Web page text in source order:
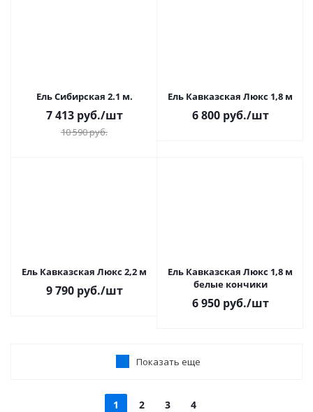
Ель Сибирская 2.1 м.
7 413руб./шт
10 590руб.
Ель Кавказская Люкс 1,8 м
6 800руб./шт
Ель Кавказская Люкс 2,2 м
9 790руб./шт
Ель Кавказская Люкс 1,8 м
белые кончики
6 950руб./шт
Показать еще
1 2 3 4